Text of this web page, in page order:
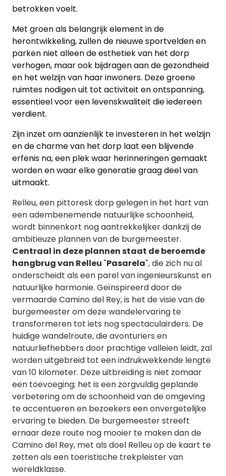
betrokken voelt.
Met groen als belangrijk element in de
herontwikkeling, zullen de nieuwe sportvelden en
parken niet alleen de esthetiek van het dorp
verhogen, maar ook bijdragen aan de gezondheid
en het welzijn van haar inwoners. Deze groene
ruimtes nodigen uit tot activiteit en ontspanning,
essentieel voor een levenskwaliteit die iedereen
verdient.
Zijn inzet om aanzienlijk te investeren in het welzijn
en de charme van het dorp laat een blijvende
erfenis na, een plek waar herinneringen gemaakt
worden en waar elke generatie graag deel van
uitmaakt.
Relleu, een pittoresk dorp gelegen in het hart van
een adembenemende natuurlijke schoonheid,
wordt binnenkort nog aantrekkelijker dankzij de
ambitieuze plannen van de burgemeester.
Centraal in deze plannen staat de beroemde
hangbrug van Relleu `Pasarela`, die zich nu al
onderscheidt als een parel van ingenieurskunst en
natuurlijke harmonie. Geïnspireerd door de
vermaarde Camino del Rey, is het de visie van de
burgemeester om deze wandelervaring te
transformeren tot iets nog spectaculairders. De
huidige wandelroute, die avonturiers en
natuurliefhebbers door prachtige valleien leidt, zal
worden uitgebreid tot een indrukwekkende lengte
van 10 kilometer. Deze uitbreiding is niet zomaar
een toevoeging; het is een zorgvuldig geplande
verbetering om de schoonheid van de omgeving
te accentueren en bezoekers een onvergetelijke
ervaring te bieden. De burgemeester streeft
ernaar deze route nog mooier te maken dan de
Camino del Rey, met als doel Relleu op de kaart te
zetten als een toeristische trekpleister van
wereldklasse.